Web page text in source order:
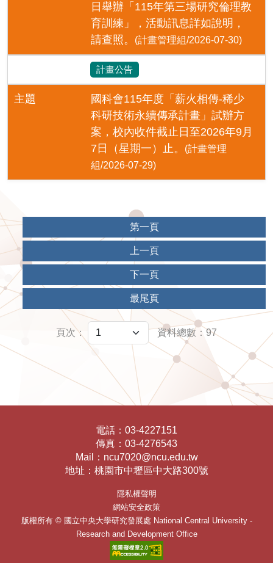
日舉辦「115年第三場研究倫理教
育訓練」，活動訊息詳如說明，
請查照。
(計畫管理組/2026-07-30)
計畫公告
主題
國科會115年度「薪火相傳-稀少
科研技術永續傳承計畫」試辦方
案，校內收件截止日至2026年9月
7日（星期一）止。
(計畫管理
組/2026-07-29)
第一頁
上一頁
下一頁
最尾頁
頁次： 資料總數：97
電話： 03-4227151
傳真： 03-4276543
Mail： ncu7020@ncu.edu.tw
地址： 桃園市中壢區中大路300號
隱私權聲明
網站安全政策
版權所有 © 國立中央大學研究發展處 National Central University -
Research and Development Office